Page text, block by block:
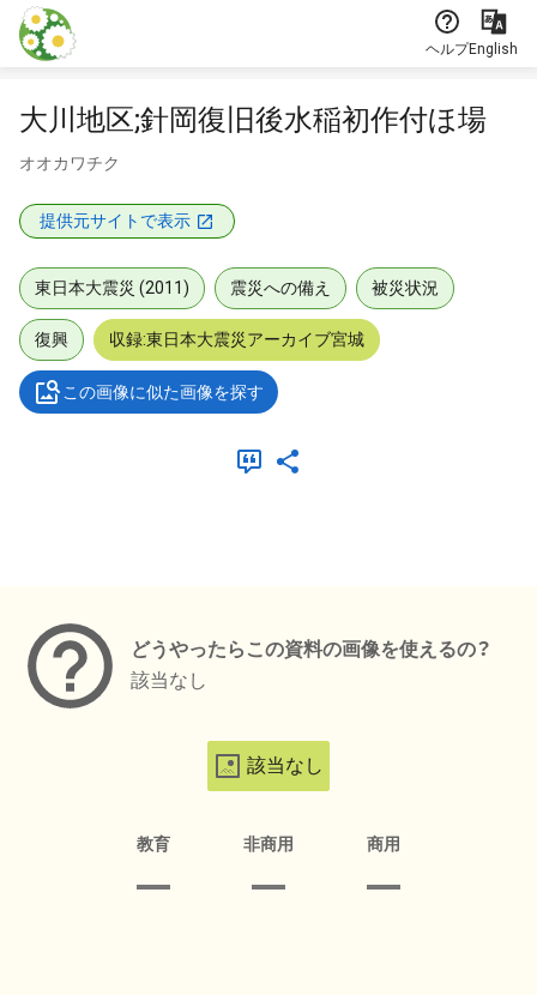
本文に飛ぶ
ヘルプEnglish
大川地区;針岡復旧後水稲初作付ほ場
オオカワチク
提供元サイトで表示
東日本大震災 (2011) 震災への備え 被災状況
復興 収録:東日本大震災アーカイブ宮城
この画像に似た画像を探す
どうやったらこの資料の画像を使えるの？
該当なし
該当なし
教育 非商用 商用